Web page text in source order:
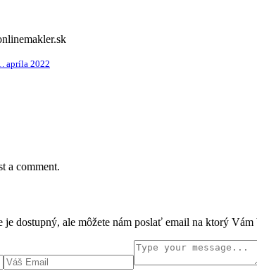
apríla 2022
a comment.
dostupný, ale môžete nám poslať email na ktorý Vám